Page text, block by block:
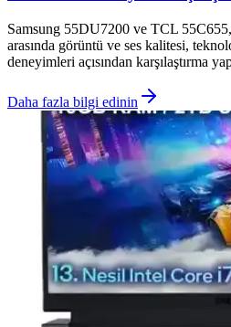
Samsung 55DU7200 ve TCL
arasında görüntü ve ses kalitesi,
deneyimleri açısından karşılaştırma
Daha fazla bilgi edinin